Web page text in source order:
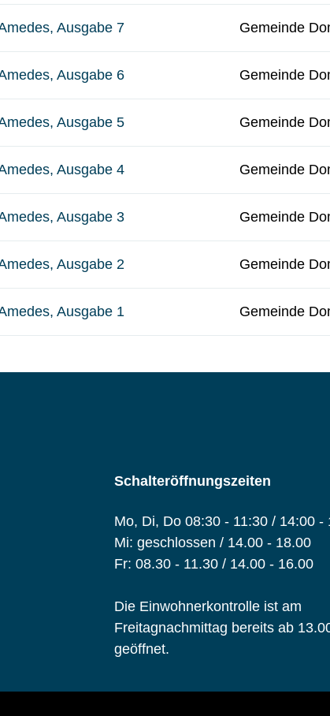
Ausgabe 7 Gemeinde
Ausgabe 6 Gemeinde
Ausgabe 5 Gemeinde
Ausgabe 4 Gemeinde
Ausgabe 3 Gemeinde
Ausgabe 2 Gemeinde
Ausgabe 1 Gemeinde
Schalteröffnungszeiten
Mo, Di, Do 08:30 - 11:30 / 14:00 -
Mi: geschlossen / 14.00 - 18.00
Fr: 08.30 - 11.30 / 14.00 - 16.00
Die Einwohnerkontrolle ist am
Freitagnachmittag bereits ab
geöffnet.